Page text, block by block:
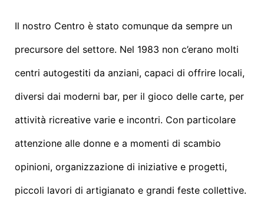
Il nostro Centro è stato comunque da sempre un
precursore del settore. Nel 1983 non c’erano molti
centri autogestiti da anziani, capaci di offrire locali,
diversi dai moderni bar, per il gioco delle carte, per
attività ricreative varie e incontri. Con particolare
attenzione alle donne e a momenti di scambio
opinioni, organizzazione di iniziative e progetti,
piccoli lavori di artigianato e grandi feste collettive.